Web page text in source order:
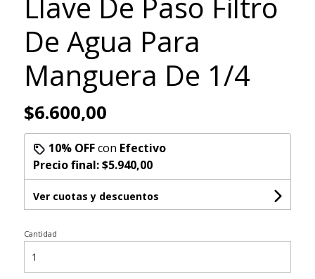
De Agua Para
Manguera De 1/4
$6.600,00
10% OFFcon Efectivo
Precio final:$5.940,00
Ver cuotas y descuentos
Cantidad